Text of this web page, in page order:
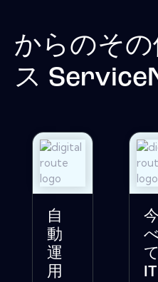
からのそ
ス
自
動
運
用